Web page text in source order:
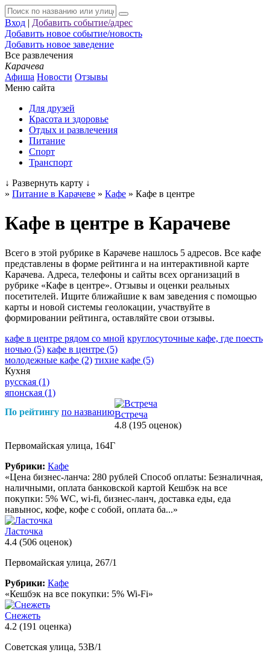
Вход | Добавить событие/адрес
Добавить новое событие/новость
Добавить новое заведение
Все развлечения
Карачева
Афиша Новости Отзывы
Меню сайта
Для друзей
Красота и здоровье
Отдых и развлечения
Питание
Спорт
Транспорт
↓ Развернуть карту ↓
» Питание в Карачеве » Кафе » Кафе в центре
Кафе в центре в Карачеве
Всего в этой рубрике в Карачеве нашлось 5 адресов. Все кафе
представлены в форме рейтинга и на интерактивной карте
Карачева. Адреса, телефоны и сайты всех организаций в
рубрике «Кафе в центре». Отзывы и оценки реальных
посетителей. Ищите ближайшие к вам заведения с помощью
карты и новой системы геолокации, участвуйте в
формировании рейтинга, оставляйте свои отзывы.
кафе в центре рядом со мной круглосуточные кафе, где поесть
ночью (5) кафе в центре (5)
молодежные кафе (2) тихие кафе (5)
Кухня
русская (1)
японская (1)
По рейтингу по названиюВстреча
4.8 (195 оценок)
Первомайская улица, 164Г
Рубрики: Кафе
«Цена бизнес-ланча: 280 рублей Способ оплаты: Безналичная,
наличными, оплата банковской картой Кешбэк на все
покупки: 5% WC, wi-fi, бизнес-ланч, доставка еды, еда
навынос, кофе, кофе с собой, оплата ба...»
Ласточка
4.4 (506 оценок)
Первомайская улица, 267/1
Рубрики: Кафе
«Кешбэк на все покупки: 5% Wi-Fi»
Снежеть
4.2 (191 оценка)
Советская улица, 53В/1